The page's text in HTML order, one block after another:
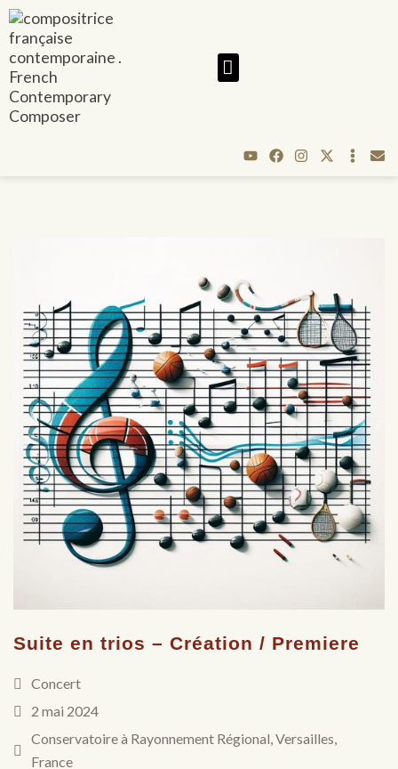
Suite en trios – Création / Premiere
Concert
2 mai 2024
Conservatoire à Rayonnement Régional, Versailles,
France